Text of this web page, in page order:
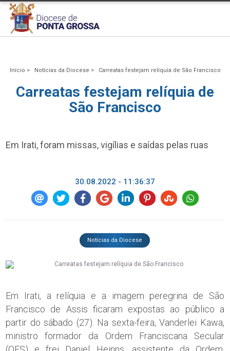
Início > Notícias da Diocese > Carreatas festejam relíquia de São Francisco
Carreatas festejam relíquia de
São Francisco
Em Irati, foram missas, vigílias e saídas pelas ruas
30.08.2022 - 11:36:37
Notícias da Diocese
Em Irati, a relíquia e a imagem peregrina de São
Francisco de Assis ficaram expostas ao público a
partir do sábado (27). Na sexta-feira, Vanderlei Kawa,
ministro formador da Ordem Franciscana Secular